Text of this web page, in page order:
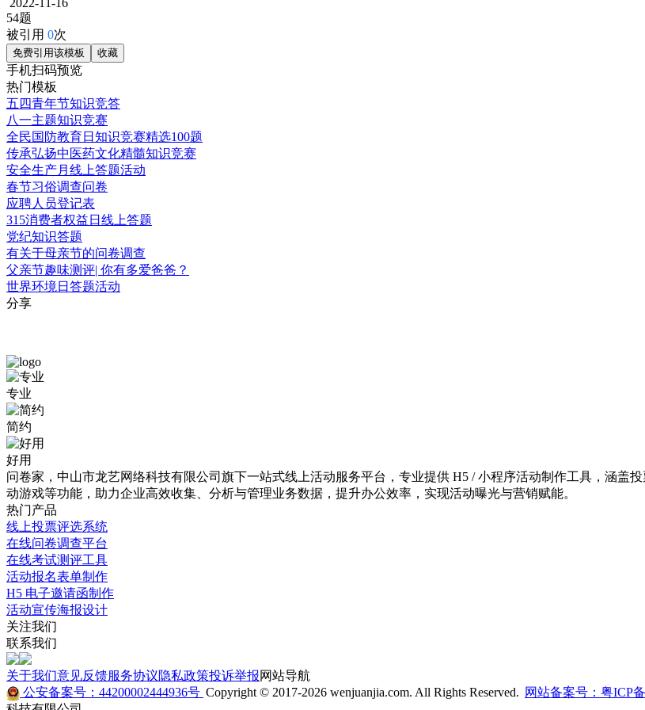
2022-11-16
54题
被引用 0次
免费引用该模板 收藏
手机扫码预览
热门模板
五四青年节知识竞答
八一主题知识竞赛
全民国防教育日知识竞赛精选100题
传承弘扬中医药文化精髓知识竞赛
安全生产月线上答题活动
春节习俗调查问卷
应聘人员登记表
315消费者权益日线上答题
党纪知识答题
有关于母亲节的问卷调查
父亲节趣味测评| 你有多爱爸爸？
世界环境日答题活动
分享
问
卷
调
研
免
费
模
板
详
情
介
绍
本
霍
尔
果
斯
经
济
开
发
区
（市）
党
员
党
专业
简约
好用
问卷家，中山市龙艺网络科技有限公司旗下一站式线上活动服务平台，专业提供 H5 / 小程序活动制作工具，涵盖
动游戏等功能，助力企业高效收集、分析与管理业务数据，提升办公效率，实现活动曝光与营销赋能。
热门产品
线上投票评选系统
在线问卷调查平台
在线考试测评工具
活动报名表单制作
H5 电子邀请函制作
活动宣传海报设计
关注我们
联系我们
关于我们意见反馈服务协议隐私政策投诉举报网站导航
公安备案号：44200002444936号 Copyright © 2017-2026 wenjuanjia.com. All Rights Reserved. 网站备案号：粤ICP